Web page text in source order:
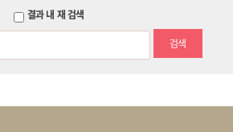
결과 내 재 검색
검색